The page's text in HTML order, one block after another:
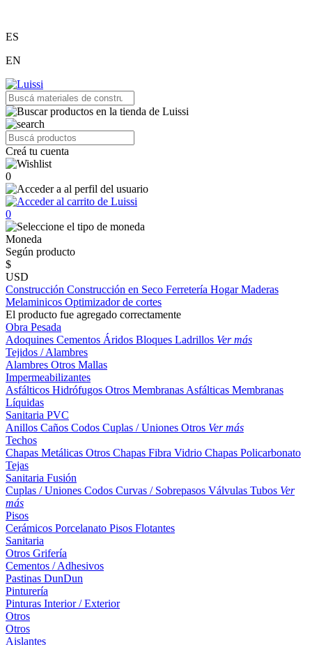
ES
EN
Creá tu cuenta
0
0
Moneda
Según producto
$
USD
Construcción Construcción en Seco Ferretería HogarMaderas
Melaminicos Optimizador de cortes
El producto fue agregado correctamente
Obra Pesada
Adoquines Cementos Áridos Bloques Ladrillos Ver más
Tejidos / Alambres
Alambres Otros Mallas
Impermeabilizantes
Asfálticos Hidrófugos Otros Membranas Asfálticas Membranas
Líquidas
Sanitaria PVC
Anillos Caños Codos Cuplas / Uniones Otros Ver más
Techos
Chapas Metálicas Otros Chapas Fibra Vidrio Chapas Policarbonato
Tejas
Sanitaria Fusión
Cuplas / Uniones Codos Curvas / Sobrepasos Válvulas Tubos Ver
más
Pisos
Cerámicos Porcelanato Pisos Flotantes
Sanitaria
Otros Grifería
Cementos / Adhesivos
Pastinas DunDun
Pinturería
Pinturas Interior / Exterior
Otros
Otros
Aislantes